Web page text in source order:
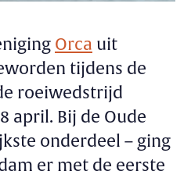
Orca uit
tijdens de
roeiwedstrijd
april. Bij de Oude
onderdeel – ging
er met de eerste